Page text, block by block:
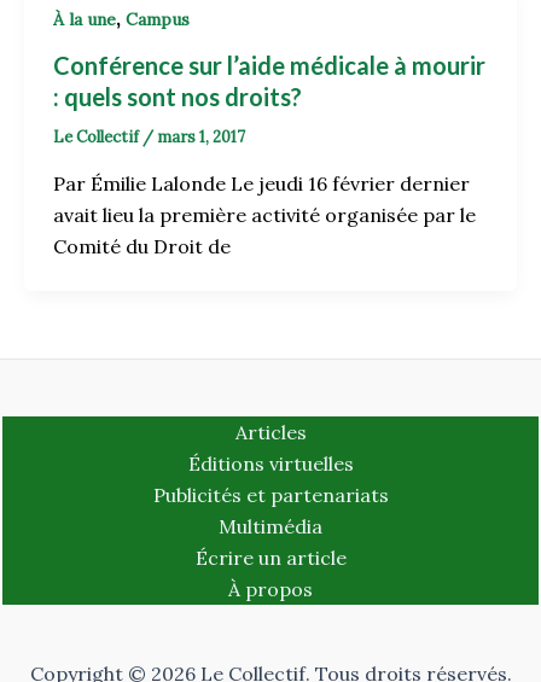
À la une, Campus
Conférence sur l’aide médicale à mourir
: quels sont nos droits?
Le Collectif/ mars 1, 2017
Par Émilie Lalonde Le jeudi 16 février dernier
avait lieu la première activité organisée par le
Comité du Droit de
Articles
Éditions virtuelles
Publicités et partenariats
Multimédia
Écrire un article
À propos
Copyright © 2026 Le Collectif. Tous droits réservés.